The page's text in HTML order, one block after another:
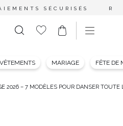
SÉCURISÉS
VÊTEMENTS MARIAGE FÊTE DE
2026 – 7 MODÈLES POUR DANSER